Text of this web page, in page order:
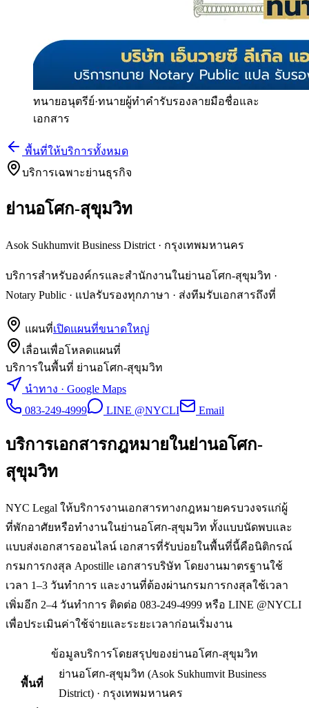
ทนายอนุตรีย์·ทนายผู้ทำคำรับรองลายมือชื่อและ
เอกสาร
พื้นที่ให้บริการทั้งหมด
บริการเฉพาะย่านธุรกิจ
ย่านอโศก-สุขุมวิท
Asok Sukhumvit Business District · กรุงเทพมหานคร
บริการสำหรับองค์กรและสำนักงานในย่านอโศก-สุขุมวิท ·
Notary Public · แปลรับรองทุกภาษา · ส่งทีมรับเอกสารถึงที่
แผนที่เปิดแผนที่ขนาดใหญ่
เลื่อนเพื่อโหลดแผนที่
บริการในพื้นที่ ย่านอโศก-สุขุมวิท
นำทาง · Google Maps
083-249-4999
LINE @NYCLI Email
บริการเอกสารกฎหมายในย่านอโศก-
สุขุมวิท
NYC Legal ให้บริการงานเอกสารทางกฎหมายครบวงจรแก่ผู้
ที่พักอาศัยหรือทำงานในย่านอโศก-สุขุมวิท ทั้งแบบนัดพบและ
แบบส่งเอกสารออนไลน์ เอกสารที่รับบ่อยในพื้นที่นี้คือนิติกรณ์
กรมการกงสุล Apostille เอกสารบริษัท โดยงานมาตรฐานใช้
เวลา 1–3 วันทำการ และงานที่ต้องผ่านกรมการกงสุลใช้เวลา
เพิ่มอีก 2–4 วันทำการ ติดต่อ 083-249-4999 หรือ LINE @NYCLI
เพื่อประเมินค่าใช้จ่ายและระยะเวลาก่อนเริ่มงาน
ข้อมูลบริการโดยสรุปของย่านอโศก-สุขุมวิท
พื้นที่
ย่านอโศก-สุขุมวิท (Asok Sukhumvit Business
District) · กรุงเทพมหานคร